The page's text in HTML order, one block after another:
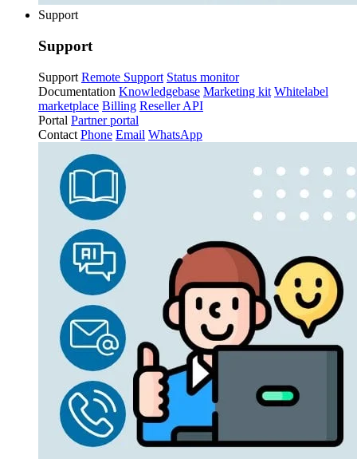
Support
Support
Support Remote Support Status monitor
Documentation Knowledgebase Marketing kit Whitelabel
marketplace Billing Reseller API
Portal Partner portal
Contact Phone Email WhatsApp